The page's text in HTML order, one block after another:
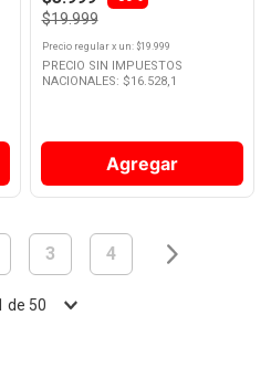
$19.999
Precio regularx un: $19.999
PRECIO SIN IMPUESTOS
NACIONALES: $16.528,1
Agregar
3 4
de 50